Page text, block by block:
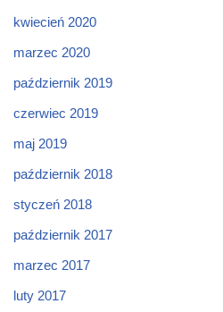
kwiecień 2020
marzec 2020
październik 2019
czerwiec 2019
maj 2019
październik 2018
styczeń 2018
październik 2017
marzec 2017
luty 2017